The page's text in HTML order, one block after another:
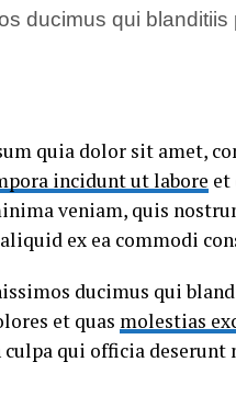
ducimus qui
quia dolor sit amet,
incidunt ut labore et
veniam, quis
ex ea commodi
ducimus qui
et quas molestias
qui officia